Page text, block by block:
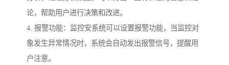
论，帮助用户进行决策和改进。
4. 报警功能：监控安系统可以设置报警功能，当监控对
象发生异常情况时，系统会自动发出报警信号，提醒用
户注意。